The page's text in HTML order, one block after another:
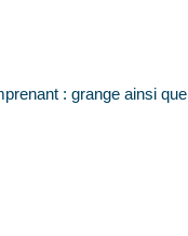
: grange ainsi que